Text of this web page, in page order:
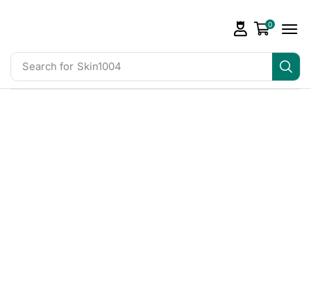
Search for Skin1004
0